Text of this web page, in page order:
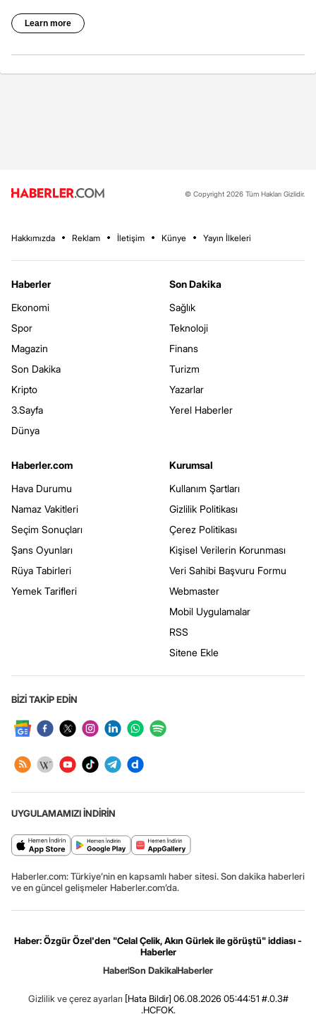
© Copyright 2026 Tüm Hakları Gizlidir.
Hakkımızda Reklam İletişim Künye Yayın İlkeleri
Haberler
Ekonomi
Spor
Magazin
Son Dakika
Kripto
3.Sayfa
Dünya
Son Dakika
Sağlık
Teknoloji
Finans
Turizm
Yazarlar
Yerel Haberler
Haberler.com
Hava Durumu
Namaz Vakitleri
Seçim Sonuçları
Şans Oyunları
Rüya Tabirleri
Yemek Tarifleri
Kurumsal
Kullanım Şartları
Gizlilik Politikası
Çerez Politikası
Kişisel Verilerin Korunması
Veri Sahibi Başvuru Formu
Webmaster
Mobil Uygulamalar
RSS
Sitene Ekle
BİZİ TAKİP EDİN
UYGULAMAMIZI İNDİRİN
Haberler.com: Türkiye’nin en kapsamlı haber sitesi. Son dakika haberleri
ve en güncel gelişmeler Haberler.com’da.
Haber: Özgür Özel'den "Celal Çelik, Akın Gürlek ile görüştü" iddiası -
Haberler
HaberSon DakikaHaberler
Gizlilik ve çerez ayarları [Hata Bildir] 06.08.2026 05:44:51 #.0.3#
.HCFOK.